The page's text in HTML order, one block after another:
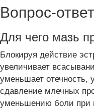
Вопрос-ответ
Для чего мазь
Блокируя действие
увеличивает
уменьшает отечность,
сдавление млечных
уменьшению боли при